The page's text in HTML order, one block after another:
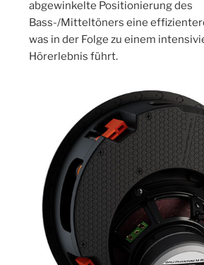
abgewinkelte Positionierung des
Bass-/Mitteltöners eine
was in der Folge zu einem
Hörerlebnis führt.